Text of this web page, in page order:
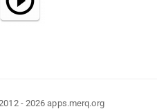
- 2026 apps.merq.org